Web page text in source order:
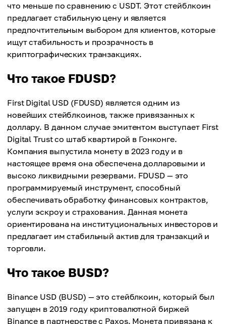
что меньше по сравнению с USDT. Этот стейблкоин
предлагает стабильную цену и является
предпочтительным выбором для клиентов, которые
ищут стабильность и прозрачность в
криптографических транзакциях.
Что такое FDUSD?
First Digital USD (FDUSD) является одним из
новейших стейблкоинов, также привязанных к
доллару. В данном случае эмитентом выступает First
Digital Trust со штаб квартирой в Гонконге.
Компания выпустила монету в 2023 году и в
настоящее время она обеспечена долларовыми и
высоко ликвидными резервами. FDUSD — это
программируемый инструмент, способный
обеспечивать обработку финансовых контрактов,
услуги эскроу и страхования. Данная монета
ориентирована на институциональных инвесторов и
предлагает им стабильный актив для транзакций и
торговли.
Что такое BUSD?
Binance USD (BUSD) — это стейблкоин, который был
запущен в 2019 году криптовалютной биржей
Binance в партнерстве с Paxos. Монета привязана к